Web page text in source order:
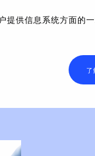
提供信息系统方面的
了